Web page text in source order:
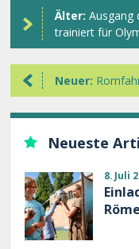
Älter:Ausgang
trainiert für
Neuer:
Neueste
8. Juli